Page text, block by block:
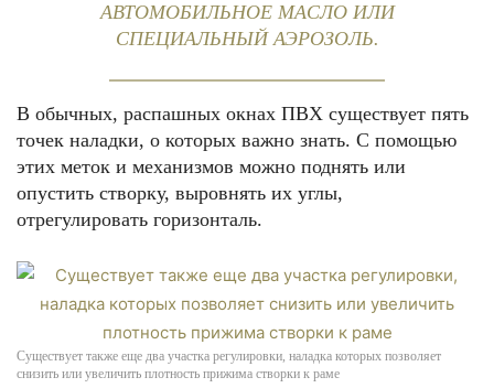
АВТОМОБИЛЬНОЕ МАСЛО ИЛИ
СПЕЦИАЛЬНЫЙ АЭРОЗОЛЬ.
В обычных, распашных окнах ПВХ существует пять
точек наладки, о которых важно знать. С помощью
этих меток и механизмов можно поднять или
опустить створку, выровнять их углы,
отрегулировать горизонталь.
Существует также еще два участка регулировки, наладка которых позволяет
снизить или увеличить плотность прижима створки к раме